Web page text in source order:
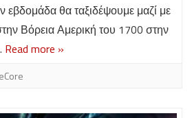
εβδομάδα θα ταξιδέψουμε μαζί με
Βόρεια Αμερική του 1700 στην
Read more »